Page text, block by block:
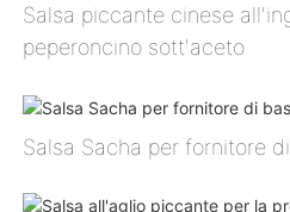
Salsa piccante cinese
peperoncino sott'aceto
Salsa Sacha per fornitore